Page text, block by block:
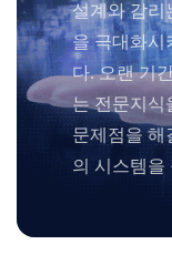
설계와 감리
을 극대화시
다. 오랜 기
는 전문지식
문제점을 해
의 시스템을